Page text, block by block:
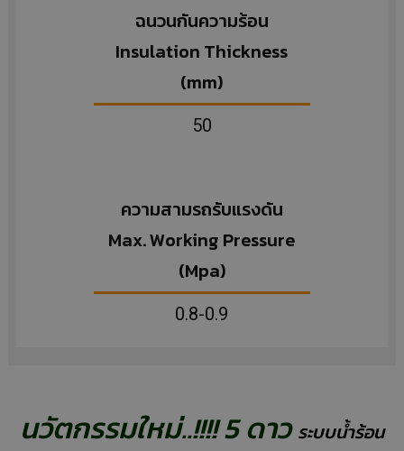
ฉนวนกันความร้อน
Insulation Thickness
(mm)
50
ความสามรถรับแรงดัน
Max. Working Pressure
(Mpa)
0.8-0.9
นวัตกรรมใหม่..!!!! 5 ดาว ระบบน้ำร้อน